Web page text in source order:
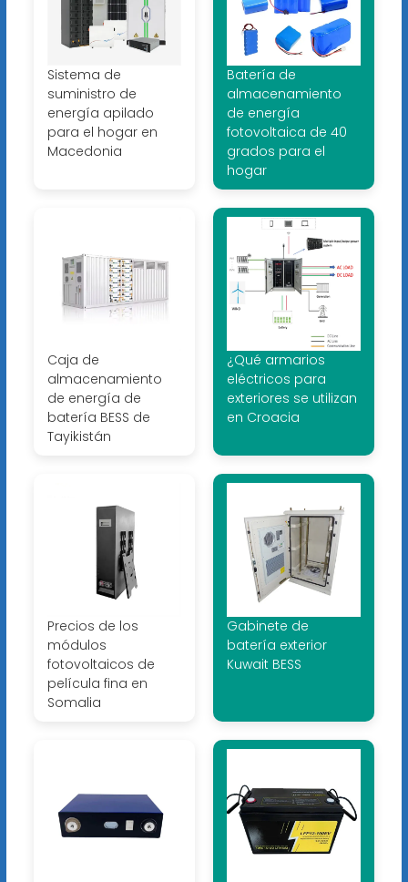
Sistema de
suministro de
energía apilado
para el hogar en
Macedonia
Batería de
almacenamiento
de energía
fotovoltaica de 40
grados para el
hogar
Caja de
almacenamiento
de energía de
batería BESS de
Tayikistán
¿Qué armarios
eléctricos para
exteriores se utilizan
en Croacia
Precios de los
módulos
fotovoltaicos de
película fina en
Somalia
Gabinete de
batería exterior
Kuwait BESS